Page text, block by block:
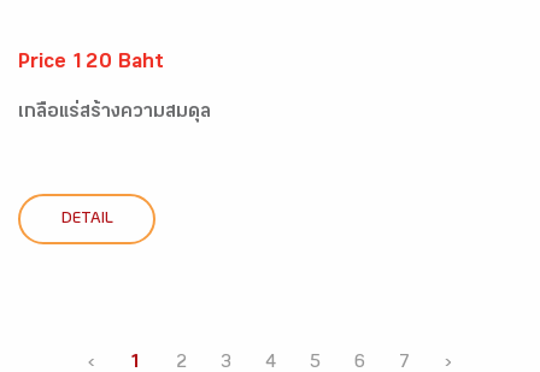
Price 120 Baht
เกลือแร่สร้างความสมดุล
DETAIL
‹ 1 2 3 4 5 6 7 ›